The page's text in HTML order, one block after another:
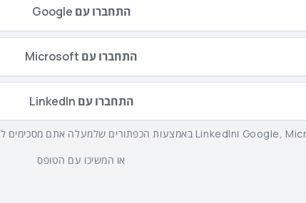
התחברו עם Google
התחברו עם Microsoft
התחברו עם LinkedIn
או המשיכו עם הטופס